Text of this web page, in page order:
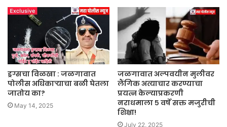
ड्रग्सचा विळखा : जळगावात
पोलीस अधिकाऱ्याचा बळी घेतला
जातोय का?
May 14, 2025
जळगावात अल्पवयीन मुलीवर
लैंगिक अत्याचार करण्याचा
प्रयत्न केल्याप्रकरणी
नराधमाला ५ वर्षे सक्त मजुरीची
शिक्षा!
July 22, 2025